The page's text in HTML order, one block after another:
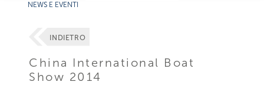
NEWS E EVENTI
INDIETRO
China International Boat
Show 2014